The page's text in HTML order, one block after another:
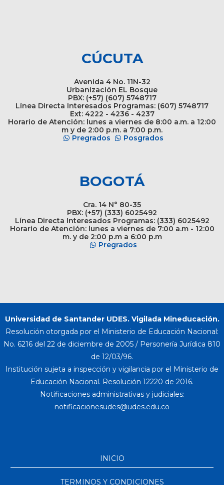
CÚCUTA
Avenida 4 No. 11N-32
Urbanización EL Bosque
PBX: (+57) (607) 5748717
Línea Directa Interesados Programas: (607) 5748717
Ext: 4222 - 4236 - 4237
Horario de Atención: lunes a viernes de 8:00 a.m. a 12:00
m y de 2:00 p.m. a 7:00 p.m.
Pregrados
Posgrados
BOGOTÁ
Cra. 14 N° 80-35
PBX: (+57) (333) 6025492
Línea Directa Interesados Programas: (333) 6025492
Horario de Atención: lunes a viernes de 7:00 a.m - 12:00
m. y de 2:00 p.m a 6:00 p.m
Pregrados
Universidad de Santander UDES. Vigilada Mineducación.
Resolución otorgada por el Ministerio de Educación Nacional:
No. 6216 del 22 de diciembre de 2005 / Personería Jurídica 810
de 12/03/96.
Institución sujeta a inspección y vigilancia por el Ministerio de
Educación Nacional. Resolución 12220 de 2016.
Notificaciones administrativas y judiciales:
INICIO
TERMINOS Y CONDICIONES